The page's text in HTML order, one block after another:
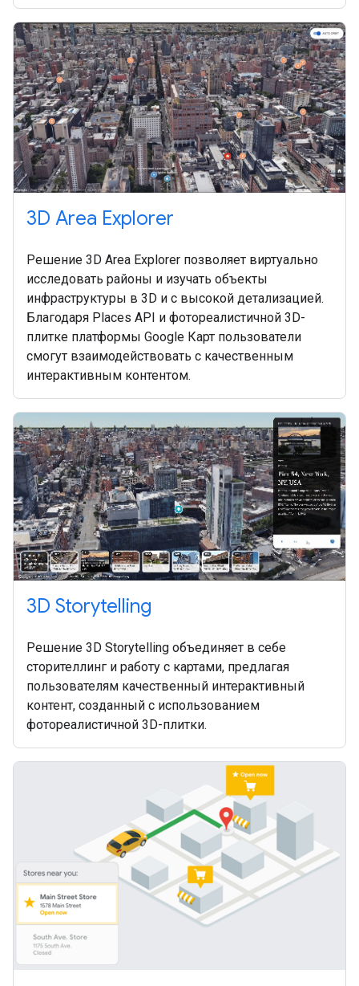
3D Area Explorer
Решение 3D Area Explorer позволяет виртуально
исследовать районы и изучать объекты
инфраструктуры в 3D и с высокой детализацией.
Благодаря Places API и фотореалистичной 3D-
плитке платформы Google Карт пользователи
смогут взаимодействовать с качественным
интерактивным контентом.
3D Storytelling
Решение 3D Storytelling объединяет в себе
сторителлинг и работу с картами, предлагая
пользователям качественный интерактивный
контент, созданный с использованием
фотореалистичной 3D-плитки.